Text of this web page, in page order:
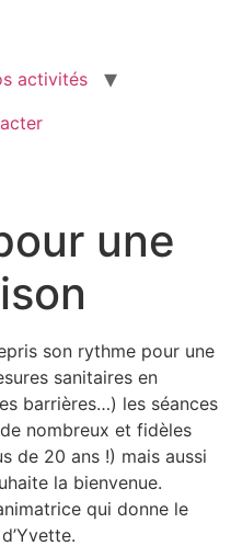
activités
une
son rythme pour une
sanitaires en
barrières…) les séances
nombreux et fidèles
de 20 ans !) mais aussi
la bienvenue.
qui donne le